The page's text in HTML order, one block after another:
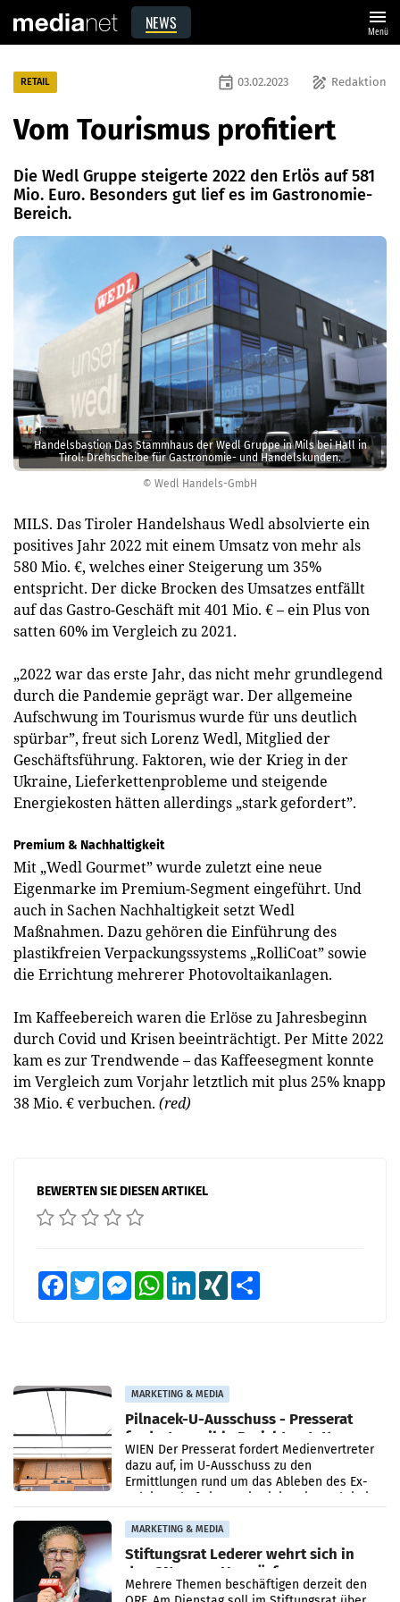
NEWS menu
Menü
© Wedl Handels-GmbH
Handelsbastion Das Stammhaus der Wedl Gruppe in Mils bei Hall in
Tirol: Drehscheibe für Gastronomie- und Handelskunden.
RETAIL draw Redaktion
event 03.02.2023
Vom Tourismus profitiert
Die Wedl Gruppe steigerte 2022 den Erlös auf 581
Mio. Euro. Besonders gut lief es im Gastronomie-
Bereich.
MILS. Das Tiroler Handelshaus Wedl absolvierte ein
positives Jahr 2022 mit einem Umsatz von mehr als
580 Mio. €, welches einer Steigerung um 35%
entspricht. Der dicke Brocken des Umsatzes entfällt
auf das Gastro-Geschäft mit 401 Mio. € – ein Plus von
satten 60% im Vergleich zu 2021.
„2022 war das erste Jahr, das nicht mehr grundlegend
durch die Pandemie geprägt war. Der allgemeine
Aufschwung im Tourismus wurde für uns deutlich
spürbar”, freut sich Lorenz Wedl, Mitglied der
Geschäftsführung. Faktoren, wie der Krieg in der
Ukraine, Lieferkettenprobleme und steigende
Energiekosten hätten allerdings „stark gefordert”.
Premium & Nachhaltigkeit
Mit „Wedl Gourmet” wurde zuletzt eine neue
Eigenmarke im Premium-Segment eingeführt. Und
auch in Sachen Nachhaltigkeit setzt Wedl
Maßnahmen. Dazu gehören die Einführung des
plastikfreien Verpackungssystems „RolliCoat” sowie
die Errichtung mehrerer Photovoltaikanlagen.
Im Kaffeebereich waren die Erlöse zu Jahresbeginn
durch Covid und Krisen beeinträchtigt. Per Mitte 2022
kam es zur Trendwende – das Kaffeesegment konnte
im Vergleich zum Vorjahr letztlich mit plus 25% knapp
38 Mio. € verbuchen. (red)
BEWERTEN SIE DIESEN ARTIKEL
FacebookTwitter MessengerWhatsAppLinkedInXING
MARKETING & MEDIA
Pilnacek-U-Ausschuss - Presserat
fordert sensible Berichterstattung
WIEN Der Presserat fordert Medienvertreter
dazu auf, im U-Ausschuss zu den
Ermittlungen rund um das Ableben des Ex-
Sektionschefs im Justizministerium, Christian
MARKETING & MEDIA
Stiftungsrat Lederer wehrt sich in
den SN gegen Vorwürfe
Mehrere Themen beschäftigen derzeit den